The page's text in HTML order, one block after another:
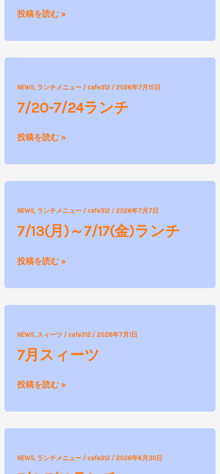
チ
投稿を読む »
NEWS, ランチメニュー/ cafe312 / 2026年7月15日
7/20-7/24ランチ
7/24
ラ
チ
投稿を読む »
NEWS, ランチメニュー/ cafe312 / 2026年7月7日
7/13(月)～7/17(金)ランチ
～
7/17(金)
ン
投稿を読む »
NEWS, スィーツ / cafe312 / 2026年7月1日
7月スィーツ
月
ス
ー
投稿を読む »
NEWS, ランチメニュー/ cafe312 / 2026年6月30日
7/10